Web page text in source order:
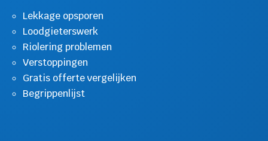
Lekkage opsporen
Loodgieterswerk
Riolering problemen
Verstoppingen
Gratis offerte vergelijken
Begrippenlijst